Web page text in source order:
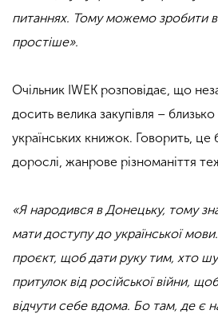
питаннях. Тому можемо зробити
простіше».
Очільник IWEK розповідає, що
досить велика закупівля –
українських книжок. Говорить, це
дорослі, жанрове різноманіття
«Я народився в Донецьку, тому
мати доступу до української
проєкт, щоб дати руку тим, хто
притулок від російської війни,
відчути себе вдома. Бо там, де є